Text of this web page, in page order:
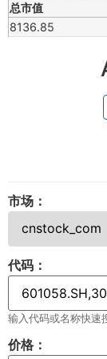
总市值
8136.85
市场：
代码：
输入代码或名称快速
价格：